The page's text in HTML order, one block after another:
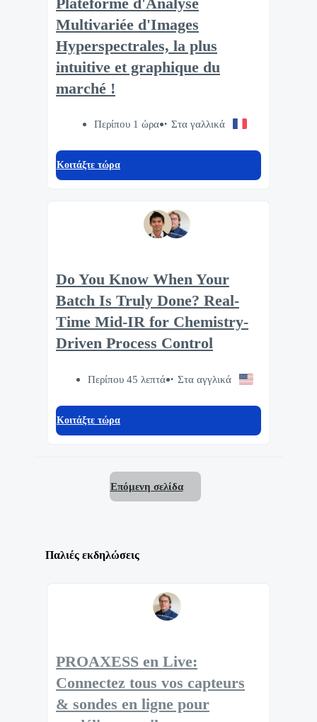
Multivariée d'Images
Hyperspectrales, la plus
intuitive et graphique du
marché !
Περίπου 1 ώρα Στα γαλλικά
Κοιτάξτε τώρα
Do You Know When Your
Batch Is Truly Done? Real-
Time Mid-IR for Chemistry-
Driven Process Control
Περίπου 45 λεπτά Στα αγγλικά
Κοιτάξτε τώρα
Επόμενη σελίδα
Παλιές εκδηλώσεις
PROAXESS en Live:
Connectez tous vos capteurs
& sondes en ligne pour